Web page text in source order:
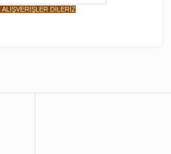
ALIŞVERİŞLER DİLERİZ